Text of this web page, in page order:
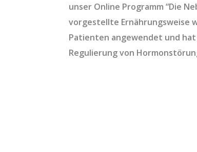
unser Online Programm “Die
vorgestellte Ernährungsweise
Patienten angewendet und hat
Regulierung von